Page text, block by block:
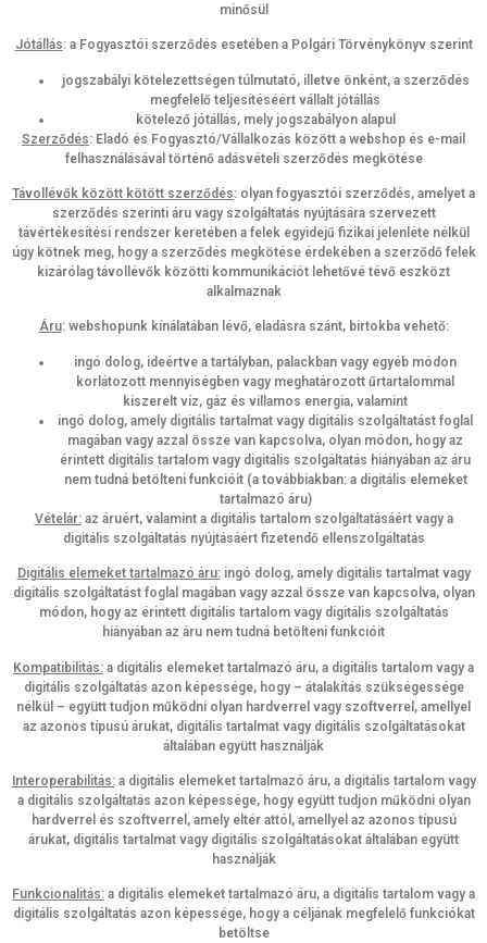
minősül
Jótállás: a Fogyasztói szerződés esetében a Polgári Törvénykönyv szerint
jogszabályi kötelezettségen túlmutató, illetve önként, a szerződés
megfelelő teljesítéséért vállalt jótállás
kötelező jótállás, mely jogszabályon alapul
Szerződés: Eladó és Fogyasztó/Vállalkozás között a webshop és e-mail
felhasználásával történő adásvételi szerződés megkötése
Távollévők között kötött szerződés: olyan fogyasztói szerződés, amelyet a
szerződés szerinti áru vagy szolgáltatás nyújtására szervezett
távértékesítési rendszer keretében a felek egyidejű fizikai jelenléte nélkül
úgy kötnek meg, hogy a szerződés megkötése érdekében a szerződő felek
kizárólag távollévők közötti kommunikációt lehetővé tévő eszközt
alkalmaznak
Áru: webshopunk kínálatában lévő, eladásra szánt, birtokba vehető:
ingó dolog, ideértve a tartályban, palackban vagy egyéb módon
korlátozott mennyiségben vagy meghatározott űrtartalommal
kiszerelt víz, gáz és villamos energia, valamint
ingó dolog, amely digitális tartalmat vagy digitális szolgáltatást foglal
magában vagy azzal össze van kapcsolva, olyan módon, hogy az
érintett digitális tartalom vagy digitális szolgáltatás hiányában az áru
nem tudná betölteni funkcióit (a továbbiakban: a digitális elemeket
tartalmazó áru)
Vételár:az áruért, valamint a digitális tartalom szolgáltatásáért vagy a
digitális szolgáltatás nyújtásáért fizetendő ellenszolgáltatás
Digitális elemeket tartalmazó áru:ingó dolog, amely digitális tartalmat vagy
digitális szolgáltatást foglal magában vagy azzal össze van kapcsolva, olyan
módon, hogy az érintett digitális tartalom vagy digitális szolgáltatás
hiányában az áru nem tudná betölteni funkcióit
Kompatibilitás: a digitális elemeket tartalmazó áru, a digitális tartalom vagy a
digitális szolgáltatás azon képessége, hogy – átalakítás szükségessége
nélkül – együtt tudjon működni olyan hardverrel vagy szoftverrel, amellyel
az azonos típusú árukat, digitális tartalmat vagy digitális szolgáltatásokat
általában együtt használják
Interoperabilitás:a digitális elemeket tartalmazó áru, a digitális tartalom vagy
a digitális szolgáltatás azon képessége, hogy együtt tudjon működni olyan
hardverrel és szoftverrel, amely eltér attól, amellyel az azonos típusú
árukat, digitális tartalmat vagy digitális szolgáltatásokat általában együtt
használják
Funkcionalitás: a digitális elemeket tartalmazó áru, a digitális tartalom vagy a
digitális szolgáltatás azon képessége, hogy a céljának megfelelő funkciókat
betöltse